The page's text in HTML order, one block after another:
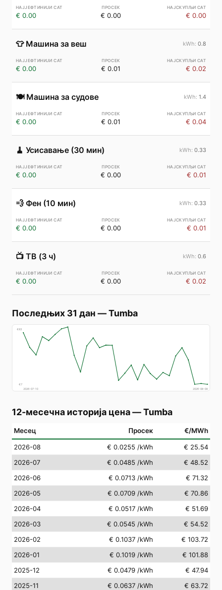
€ 0.00 € 0.00 € 0.00
👕 Машина за веш 0.8
€ 0.00 € 0.01 € 0.02
🍽️ Машина за судове 1.4
€ 0.00 € 0.01 € 0.04
🧹 Усисавање (30 мин) 0.33
€ 0.00 € 0.00 € 0.01
💨 Фен (10 мин) 0.33
€ 0.00 € 0.00 € 0.01
📺 ТВ (3 ч) 0.6
€ 0.00 € 0.00 € 0.02
Последњих 31 дан —Tumba
€83
€7
2026-07-10
2026-08-08
12-месечна историја цена—Tumba
Месец Просек €/MWh
2026-08 € 0.0255 /kWh
€ 25.54
2026-07
€ 0.0485 /kWh
€ 48.52
2026-06
€ 0.0713 /kWh
€ 71.32
2026-05
€ 0.0709 /kWh
€ 70.86
2026-04
€ 0.0517 /kWh
€ 51.69
2026-03
€ 0.0545 /kWh
€ 54.52
2026-02
€ 0.1037 /kWh
€ 103.72
2026-01
€ 0.1019 /kWh
€ 101.88
2025-12
€ 0.0479 /kWh
€ 47.94
2025-11
€ 0.0637 /kWh
€ 63.72